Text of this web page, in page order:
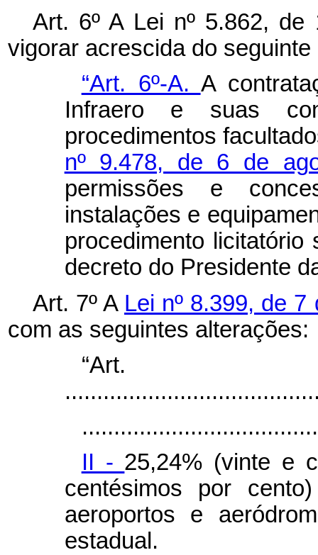
Art. 6º A Lei nº 5.862,
vigorar acrescida do seguinte
“Art. 6º-A. A
Infraero e suas
procedimentos
nº 9.478, de 6 de
permissões e
instalações e
procedimento
decreto do Presidente
Art. 7º A Lei nº 8.399, de
com as seguintes alterações:
II - 25,24% (vinte e
centésimos por
aeroportos e
estadual.